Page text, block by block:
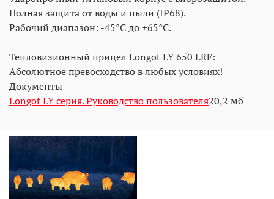
Полная защита от воды и пыли (IP68).
Рабочий диапазон: -45°C до +65°C.
Тепловизионный прицел Longot LY 650 LRF:
Абсолютное превосходство в любых условиях!
Документы
Longot LY серия. Руководство пользователя20,2 мб